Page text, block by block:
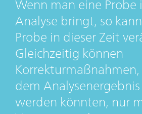
Analyse bringt, so
Probe in dieser Zeit
Gleichzeitig können
dem
werden könnten, nur